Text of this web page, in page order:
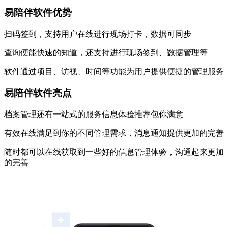
易陪伴软件优势
扫码签到，支持用户在线进行现场打卡，数据可同步
查询便能快速的知道，还支持进行现场签到、数据管理等
软件通过项目、访视、时间等功能为用户提供便捷的管理服务
易陪伴软件亮点
档案管理还有一站式的服务信息体验推荐包你满意
有效在线满足到你的不同管理需求，消息通知提供更加的完善
随时都可以在线获取到一些好的信息管理体验，沟通起来更加
的完善